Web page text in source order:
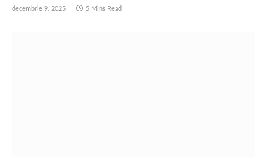
decembrie 9, 2025 5 Mins Read